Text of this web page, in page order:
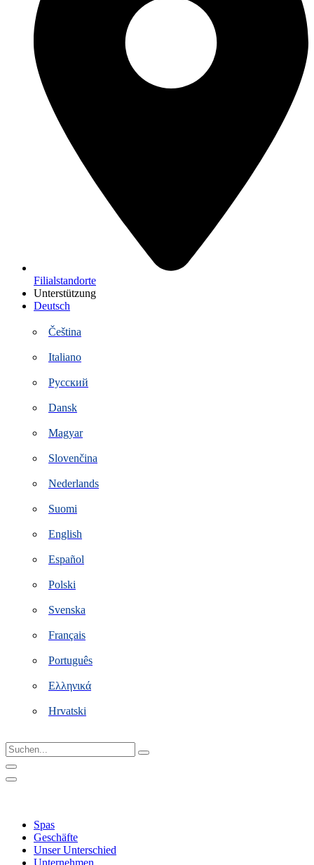
Filialstandorte
Unterstützung
Deutsch
Čeština
Italiano
Русский
Dansk
Magyar
Slovenčina
Nederlands
Suomi
English
Español
Polski
Svenska
Français
Português
Ελληνικά
Hrvatski
Suchen...
Spas
Geschäfte
Unser Unterschied